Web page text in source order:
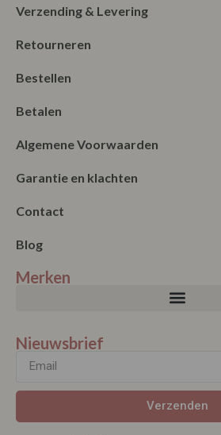
Verzending & Levering
Retourneren
Bestellen
Betalen
Algemene Voorwaarden
Garantie en klachten
Contact
Blog
Merken
Nieuwsbrief
Verzenden